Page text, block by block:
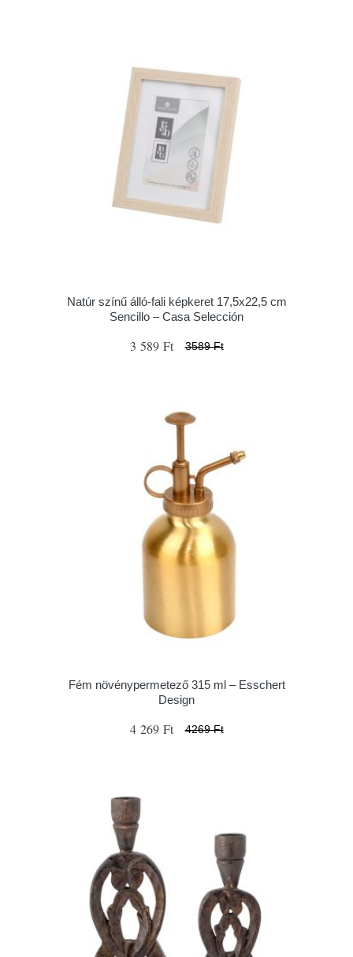
Natúr színű álló-fali képkeret 17,5x22,5 cm
Sencillo – Casa Selección
3 589 Ft 3589 Ft
Fém növénypermetező 315 ml – Esschert
Design
4 269 Ft 4269 Ft